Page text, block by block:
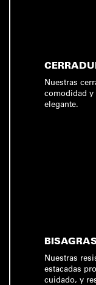
Nuestras
comodidad y
elegante.
Nuestras
estacadas
cuidado, y